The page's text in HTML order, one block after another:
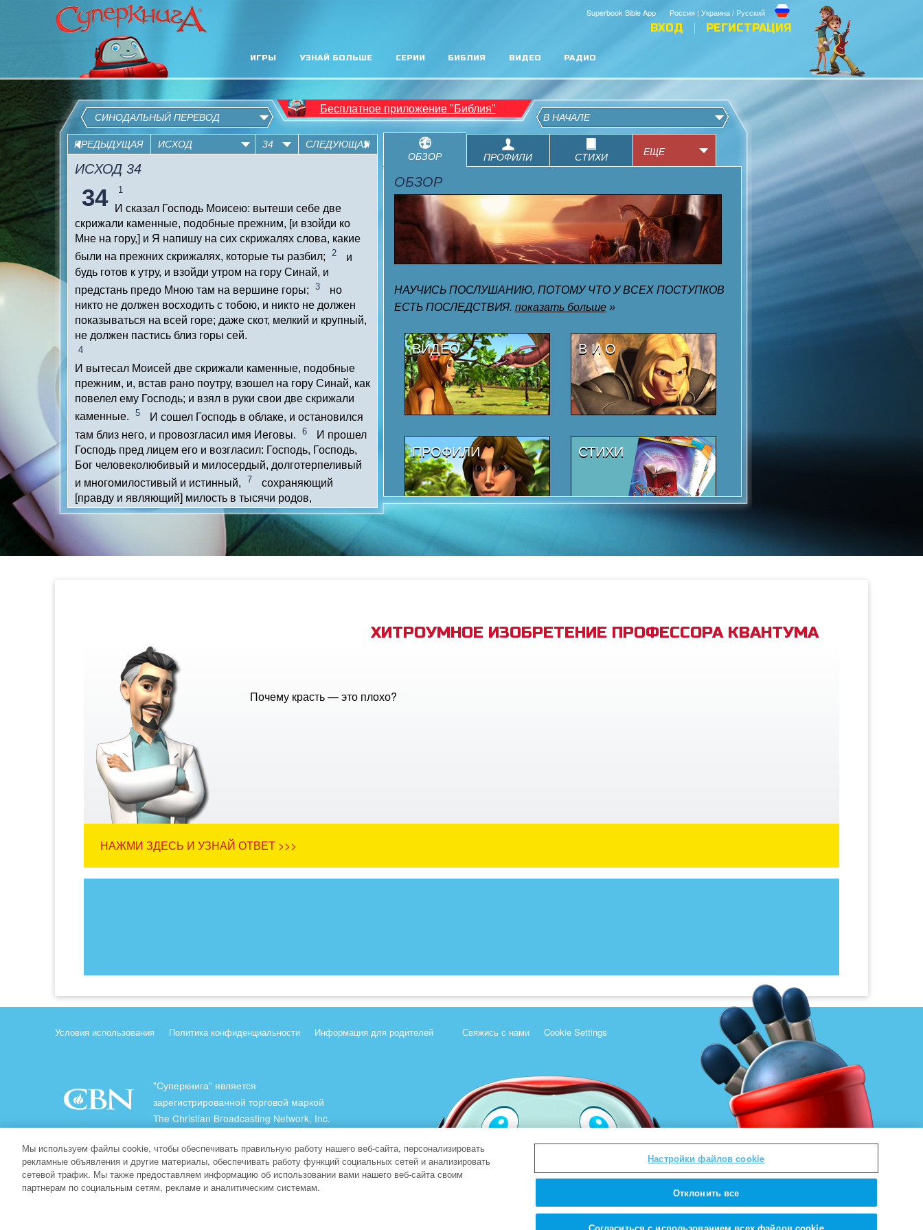
Россия | Украина / Русский
Superbook Bible App
ВХОД РЕГИСТРАЦИЯ
ИГРЫ УЗНАЙ БОЛЬШЕ СЕРИИ БИБЛИЯ ВИДЕО РАДИО
ХИТРОУМНОЕ ИЗОБРЕТЕНИЕ ПРОФЕССОРА КВАНТУМА
Почему красть — это плохо?
НАЖМИ ЗДЕСЬ И УЗНАЙ ОТВЕТ >>>
Условия использования Политика конфиденциальности Информация для родителей Свяжись с нами Cookie Settings
"Суперкнига" является
зарегистрированной торговой маркой
The Christian Broadcasting Network, Inc.
Все права защищены.
About CBN
Мы используем файлы cookie, чтобы обеспечивать правильную работу нашего веб-сайта, персонализировать
рекламные объявления и другие материалы, обеспечивать работу функций социальных сетей и анализировать
сетевой трафик. Мы также предоставляем информацию об использовании вами нашего веб-сайта своим
партнерам по социальным сетям, рекламе и аналитическим системам.
Настройки файлов cookie
Отклонить все